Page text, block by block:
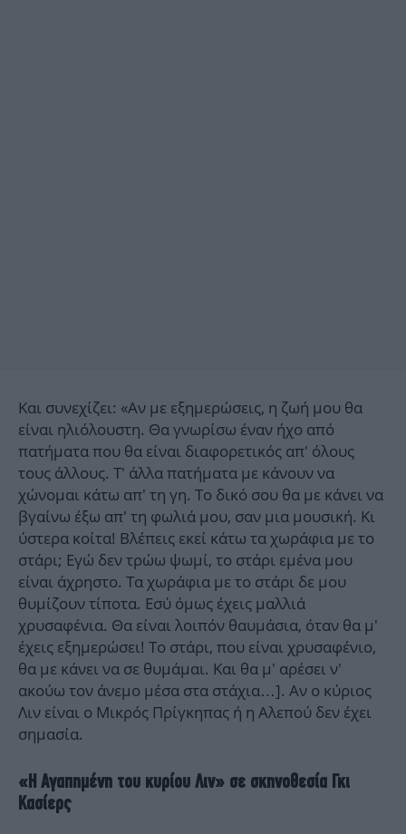
Και συνεχίζει: «Αν με εξημερώσεις, η ζωή μου θα
είναι ηλιόλουστη. Θα γνωρίσω έναν ήχο από
πατήματα που θα είναι διαφορετικός απ' όλους
τους άλλους. Τ' άλλα πατήματα με κάνουν να
χώνομαι κάτω απ' τη γη. Το δικό σου θα με κάνει να
βγαίνω έξω απ' τη φωλιά μου, σαν μια μουσική. Κι
ύστερα κοίτα! Βλέπεις εκεί κάτω τα χωράφια με το
στάρι; Εγώ δεν τρώω ψωμί, το στάρι εμένα μου
είναι άχρηστο. Τα χωράφια με το στάρι δε μου
θυμίζουν τίποτα. Εσύ όμως έχεις μαλλιά
χρυσαφένια. Θα είναι λοιπόν θαυμάσια, όταν θα μ'
έχεις εξημερώσει! Το στάρι, που είναι χρυσαφένιο,
θα με κάνει να σε θυμάμαι. Και θα μ' αρέσει ν'
ακούω τον άνεμο μέσα στα στάχια…]. Αν ο κύριος
Λιν είναι ο Μικρός Πρίγκηπας ή η Αλεπού δεν έχει
σημασία.
«Η Αγαπημένη του κυρίου Λιν» σε σκηνοθεσία Γκι
Κασίερς